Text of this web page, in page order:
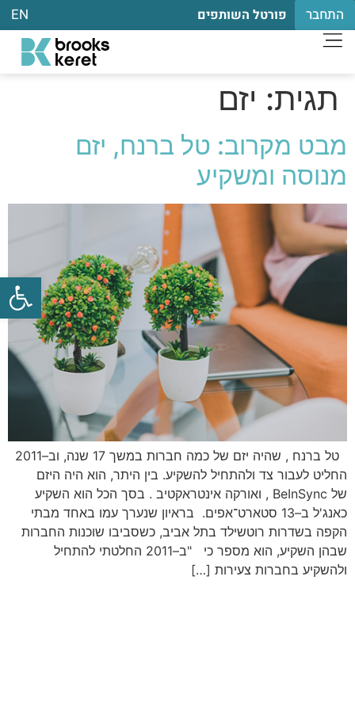
התחבר פורטל השותפים EN
תגית: יזם
מבט מקרוב: טל ברנח, יזם
מנוסה ומשקיע
טל ברנח , שהיה יזם של כמה חברות במשך 17 שנה, וב–2011
החליט לעבור צד ולהתחיל להשקיע. בין היתר, הוא היה היזם
של BeInSync , ואורקה אינטראקטיב . בסך הכל הוא השקיע
כאנג'ל ב–13 סטארט־אפים. בראיון שנערך עמו באחד מבתי
הקפה בשדרות רוטשילד בתל אביב, כשסביבו שוכנות החברות
שבהן השקיע, הוא מספר כי "ב–2011 החלטתי להתחיל
ולהשקיע בחברות צעירות […]